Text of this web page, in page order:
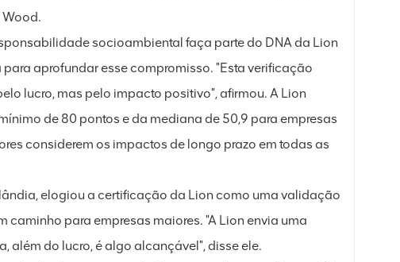
socioambiental faça parte do DNA da Lion
aprofundar esse compromisso. "Esta verificação
lucro, mas pelo impacto positivo", afirmou. A Lion
de 80 pontos e da mediana de 50,9 para empresas
considerem os impactos de longo prazo em todas as
elogiou a certificação da Lion como uma validação
caminho para empresas maiores. "A Lion envia uma
além do lucro, é algo alcançável", disse ele.